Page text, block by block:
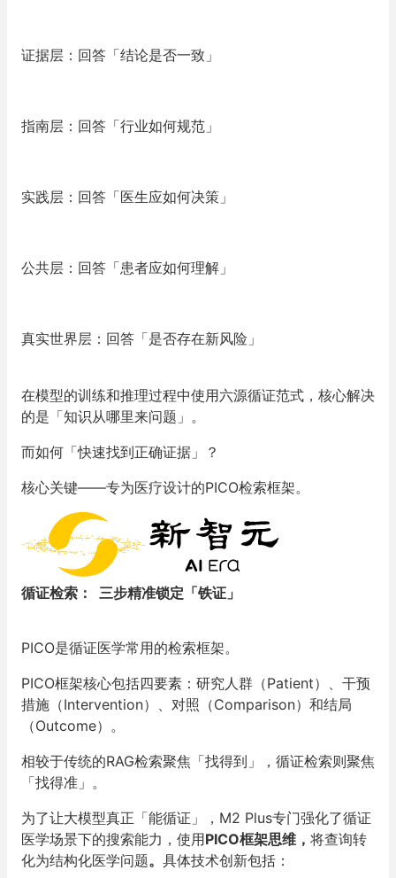
证据层： 回答「结论是否一致」
指南层： 回答「行业如何规范」
实践层： 回答「医生应如何决策」
公共层： 回答「患者应如何理解」
真实世界层： 回答「是否存在新风险」
在模型的训练和推理过程中使用六源循证范式，核心解决
的是「知识从哪里来问题」。
而如何「快速找到正确证据」？
核心关键——专为医疗设计的PICO检索框架。
循证检索： 三步精准锁定「铁证」
PICO是循证医学常用的检索框架。
PICO框架核心包括四要素：研究人群（Patient）、干预
措施（Intervention）、对照（Comparison）和结局
（Outcome）。
相较于传统的RAG检索聚焦「找得到」，循证检索则聚焦
「找得准」。
为了让大模型真正「能循证」，M2 Plus专门强化了循证
医学场景下的搜索能力，使用PICO框架思维 ， 将查询转
化为结构化医学问题。 具体技术创新包括：